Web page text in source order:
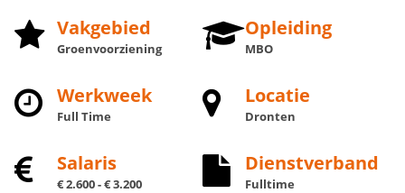
Vakgebied
Groenvoorziening
Opleiding
MBO
Werkweek
Full Time
Locatie
Dronten
Salaris
€ 2.600 - € 3.200
Dienstverband
Fulltime